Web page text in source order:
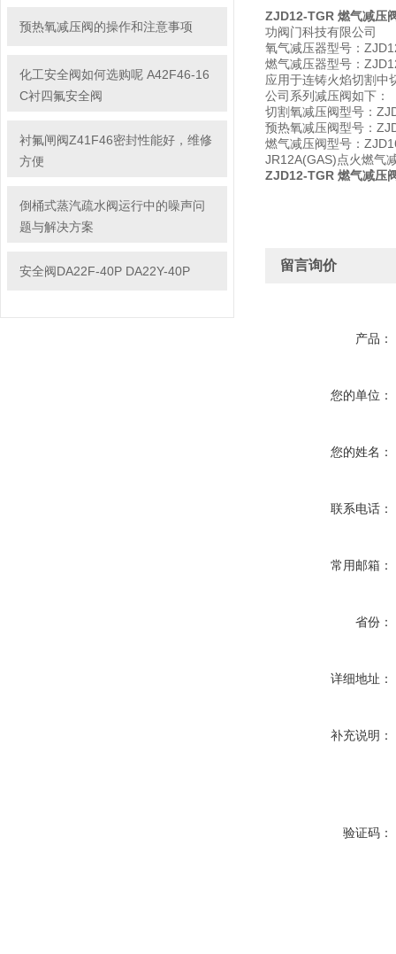
预热氧减压阀的操作和注意事项
化工安全阀如何选购呢 A42F46-16
C衬四氟安全阀
衬氟闸阀Z41F46密封性能好，维修
方便
倒桶式蒸汽疏水阀运行中的噪声问
题与解决方案
安全阀DA22F-40P DA22Y-40P
ZJD12-TGR 燃气减压
功阀门科技有限公司
氧气减压器型号：
燃气减压器型号：
应用于连铸火焰切割中
公司系列减压阀如下：
切割氧减压阀型号：
预热氧减压阀型号：
燃气减压阀型号：
JR12A(GAS)点火燃气
ZJD12-TGR 燃气减压
留言询价
产品：
您的单位：
您的姓名：
联系电话：
常用邮箱：
省份：
详细地址：
补充说明：
验证码：